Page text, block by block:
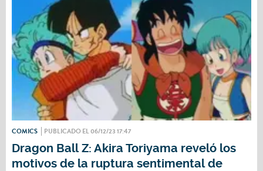
COMICS PUBLICADO EL 06/12/23 17:47
Dragon Ball Z: Akira Toriyama reveló los
motivos de la ruptura sentimental de